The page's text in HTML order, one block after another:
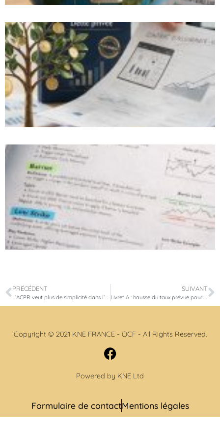
PRÉCÉDENT
L’ACPR veut plus de simplicité dans l’offre d’assurance-vie
SUIVANT
Livret A : hausse du taux prévue pour août 2022
Copyright © 2021 KNE FRANCE - OCF - All Rights Reserved.
Powered by KNE Ltd
Formulaire de contactMentions légales